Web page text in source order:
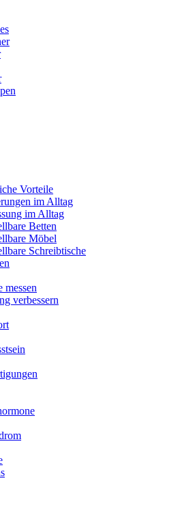
Vorteile
im Alltag
im Alltag
Betten
Möbel
Schreibtische
messen
verbessern